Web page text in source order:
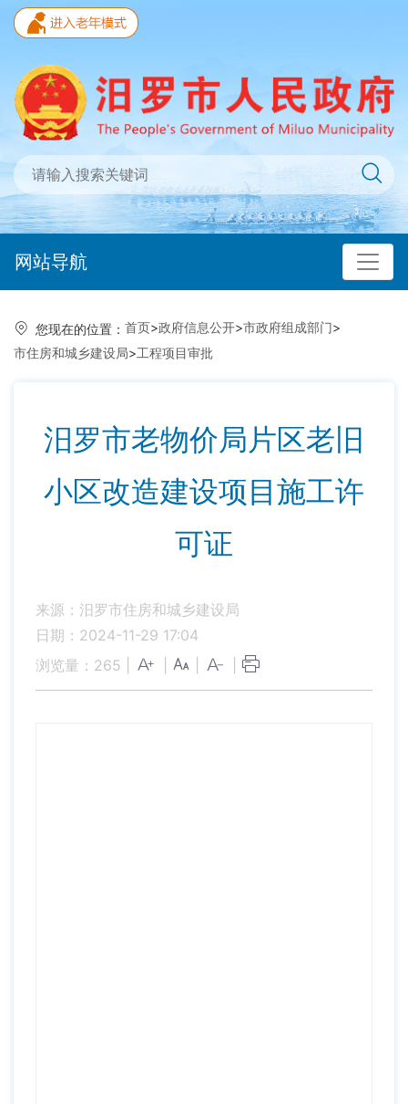
网站导航
您现在的位置： 首页>政府信息公开>市政府组成部门>
市住房和城乡建设局>工程项目审批
汨罗市老物价局片区老旧
小区改造建设项目施工许
可证
来源：汨罗市住房和城乡建设局
日期：2024-11-29 17:04
浏览量： 265